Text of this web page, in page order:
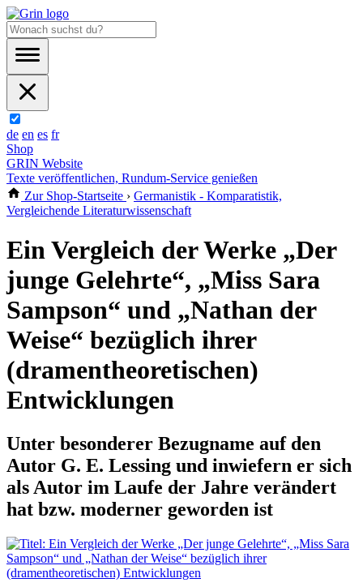
de en es fr
Shop
GRIN Website
Texte veröffentlichen, Rundum-Service genießen
Zur Shop-Startseite › Germanistik - Komparatistik,
Vergleichende Literaturwissenschaft
Ein Vergleich der Werke „Der
junge Gelehrte“, „Miss Sara
Sampson“ und „Nathan der
Weise“ bezüglich ihrer
(dramentheoretischen)
Entwicklungen
Unter besonderer Bezugname auf den
Autor G. E. Lessing und inwiefern er sich
als Autor im Laufe der Jahre verändert
hat bzw. moderner geworden ist